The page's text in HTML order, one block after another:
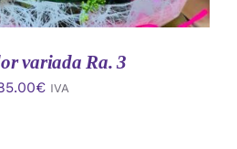
variada Ra. 3
€ IVA